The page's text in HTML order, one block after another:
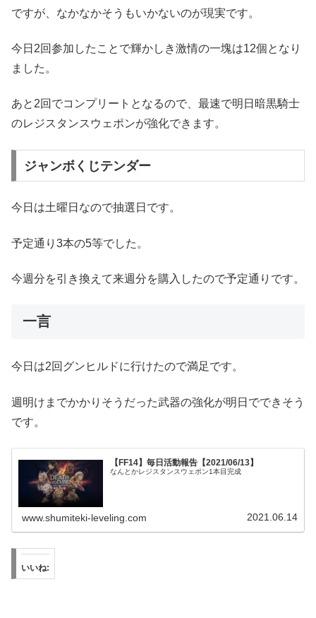
ですが、なかなかそうもいかないのが現実です。
今日2回参加したことで輝かしき激情の一塊は12個となり
ました。
あと2回でコンプリートとなるので、最速で明日暗黒騎士
のレジスタンスウェポンが強化できます。
ジャンボくじテンダー
今日は土曜日なので抽選日です。
予定通り3本の5等でした。
今週分を引き換えて来週分を購入したので予定通りです。
一言
今日は2回グンヒルドに行けたので満足です。
週明けまでかかりそうだった武器の強化が明日でできそう
です。
【FF14】毎日活動報告【2021/06/13】
なんとかレジスタンスウェポン1本目完成
www.shumiteki-leveling.com 2021.06.14
いいね: